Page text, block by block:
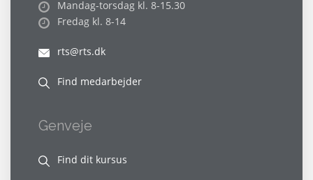
Mandag-torsdag kl. 8-15.30
Fredag kl. 8-14
rts@rts.dk
Find medarbejder
Genveje
Find dit kursus